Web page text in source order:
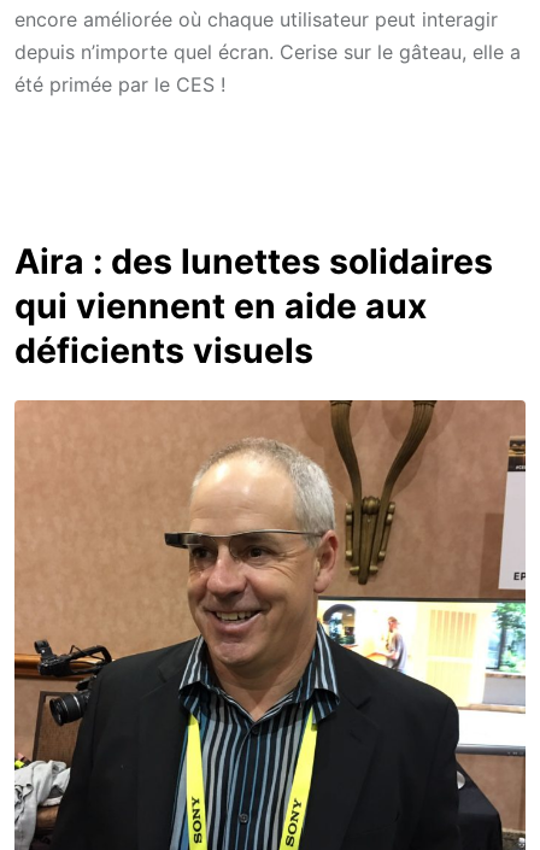
encore améliorée où chaque utilisateur peut interagir
depuis n’importe quel écran. Cerise sur le gâteau, elle a
été primée par le CES !
Aira : des lunettes solidaires
qui viennent en aide aux
déficients visuels